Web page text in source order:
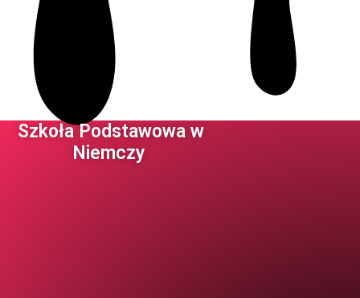
Szkoła Podstawowa w
Niemczy ​